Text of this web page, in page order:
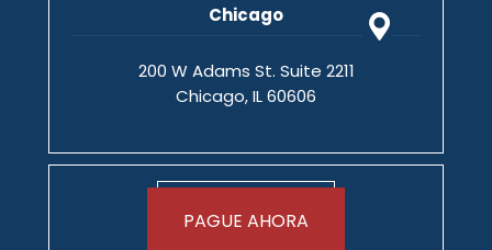
Chicago
200 W Adams St. Suite 2211
Chicago, IL 60606
PAGUE AHORA